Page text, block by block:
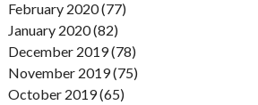
February 2020 (77)
January 2020 (82)
December 2019 (78)
November 2019 (75)
October 2019 (65)